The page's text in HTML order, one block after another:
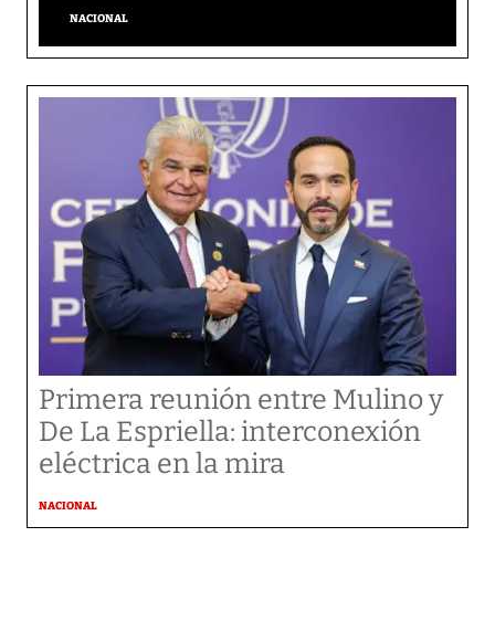
NACIONAL
Primera reunión entre Mulino y
De La Espriella: interconexión
eléctrica en la mira
NACIONAL